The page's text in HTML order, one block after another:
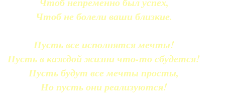
Чтоб не болели ваши близкие.
Пусть все исполнятся мечты!
Пусть в каждой жизни что-то сбудется!
Пусть будут все мечты просты,
Но пусть они реализуются!